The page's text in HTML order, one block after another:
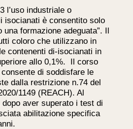
l’uso industriale o
isocianati è consentito solo
formazione adeguata”. Il
coloro che utilizzano in
contenenti di-isocianati in
allo 0,1%.​ Il corso
di soddisfare le
dalla restrizione n.74 del
1149 (REACH). Al
aver superato i test di
abilitazione specifica